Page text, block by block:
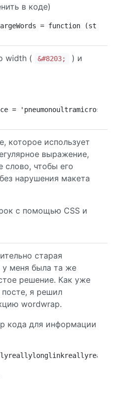
в коде)
= function (str) {
width ( &#8203;
) и
=
которое использует
выражение,
слово, чтобы его
нарушения макета
с помощью CSS и
старая
у меня была та же
решение. Как уже
я решил
wordwrap.
кода для информации